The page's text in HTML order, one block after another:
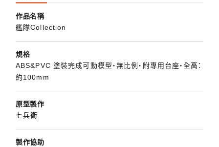
作品名稱
艦隊Collection
規格
ABS&PVC 塗裝完成可動模型・無比例・附專用台座・全高：
約100mm
原型製作
七兵衛
製作協助